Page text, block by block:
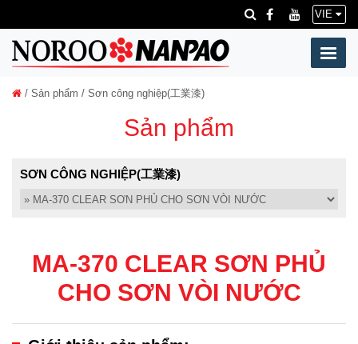
VIE
/ Sản phẩm / Sơn công nghiệp(工業漆)
Sản phẩm
SƠN CÔNG NGHIỆP(工業漆)
MA-370 CLEAR SƠN PHỦ
CHO SƠN VÒI NƯỚC